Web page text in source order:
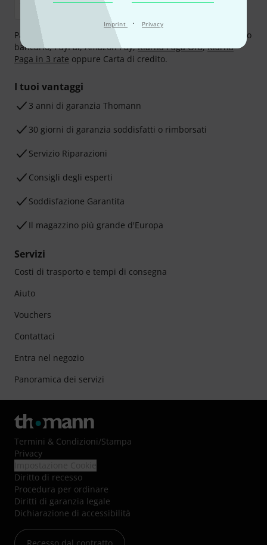
Imprint · Privacy
Paga in tutta sicurezza con Contanti alla consegna, Bonifico
bancario, PayPal, Amazon Pay,Klarna Paga Ora,Klarna
Paga in 3 rate oppure Carta di credito.
I tuoi vantaggi
3 anni di garanzia Thomann
30 giorni di garanzia soddisfatti o rimborsati
Servizio Riparazioni
Consigli degli esperti
Soddisfazione Garantita
Il magazzino più grande d'Europa
Servizi
Costi di trasporto e tempi di consegna
Aiuto
Vouchers
Contattaci
Entra nel negozio
Panoramica dei servizi
Termini & Condizioni/Stampa
Privacy
Diritto di recesso
Procedura per ordinare
Diritti di garanzia legale
Dichiarazione di accessibilità